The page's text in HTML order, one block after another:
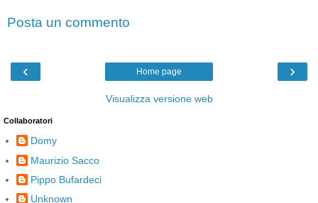
Posta un commento
‹ ›
Home page
Visualizza versione web
Collaboratori
Domy
Maurizio Sacco
Pippo Bufardeci
Unknown